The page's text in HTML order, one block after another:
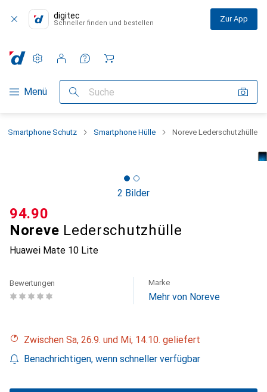
digitec
Schneller finden und bestellen Zur App
Navigation nach Kategorien
Menü Suche
Einstellungen
Kundenkonto
Vergleichslisten
Merklisten
Warenkorb
Smartphone Schutz Smartphone Hülle Noreve Lederschutzhülle
2 Bilder
Noreve Lederschutzhülle
Huawei Mate 10 Lite
CHF
94.90
Bewertungen Marke
Mehr von Noreve
Zwischen Sa, 26.9. und Mi, 14.10. geliefert
Benachrichtigen, wenn schneller verfügbar